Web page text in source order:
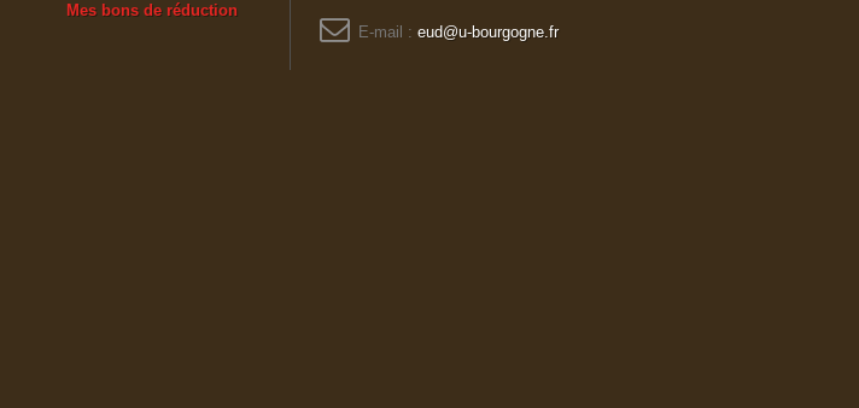
Mes bons de réduction
E-mail : eud@u-bourgogne.fr